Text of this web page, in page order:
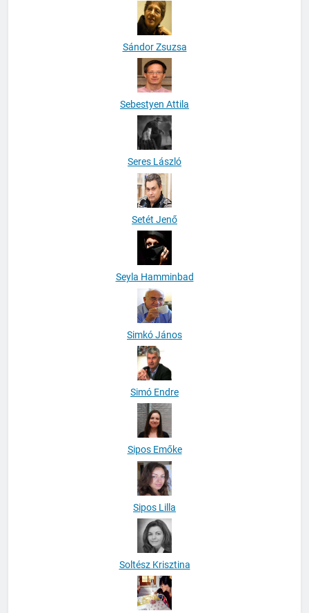
Sándor Zsuzsa
Sebestyen Attila
Seres László
Setét Jenő
Seyla Hamminbad
Simkó János
Simó Endre
Sipos Emőke
Sipos Lilla
Soltész Krisztina